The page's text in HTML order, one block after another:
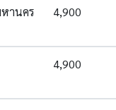
านคร 4,900
4,900